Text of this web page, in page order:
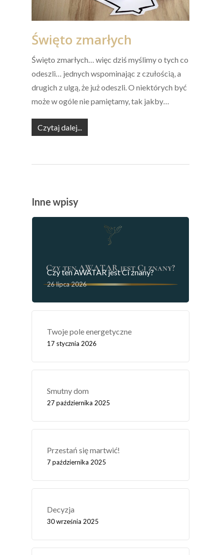
Święto zmarłych
Święto zmarłych… więc dziś myślimy o tych co
odeszli… jednych wspominając z czułością, a
drugich z ulgą, że już odeszli. O niektórych być
może w ogóle nie pamiętamy, tak jakby…
Czytaj dalej...
Inne wpisy
Czy ten AWATAR jest Ci znany?
26 lipca 2026
Twoje pole energetyczne
17 stycznia 2026
Smutny dom
27 października 2025
Przestań się martwić!
7 października 2025
Decyzja
30 września 2025